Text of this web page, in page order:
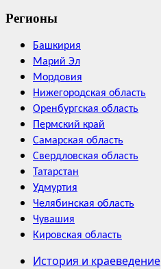
Регионы
Башкирия
Марий Эл
Мордовия
Нижегородская область
Оренбургская область
Пермский край
Самарская область
Свердловская область
Татарстан
Удмуртия
Челябинская область
Чувашия
Кировская область
История и краеведение